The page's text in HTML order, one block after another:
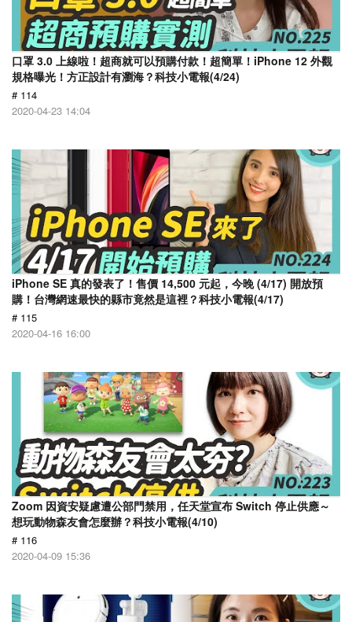
口罩 3.0 上線啦！超商就可以預購付款！超簡單！iPhone 12 外觀
規格曝光！方正設計有瀏海？科技小電報(4/24)
# 114
2020-04-23 14:04
​iPhone SE 真的發表了！售價 14,500 元起，今晚 (4/17) 開放預
購！台灣網速最快的縣市竟然是這裡？科技小電報(4/17)
# 115
2020-04-16 16:00
Zoom 因資安疑慮遭公部門禁用，任天堂宣布 Switch 停止供應～
想玩動物森友會怎麼辦？科技小電報(4/10)
# 116
2020-04-09 15:36